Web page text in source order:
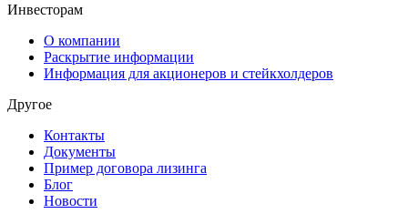
Инвесторам
О компании
Раскрытие информации
Информация для акционеров и стейкхолдеров
Другое
Контакты
Документы
Пример договора лизинга
Блог
Новости